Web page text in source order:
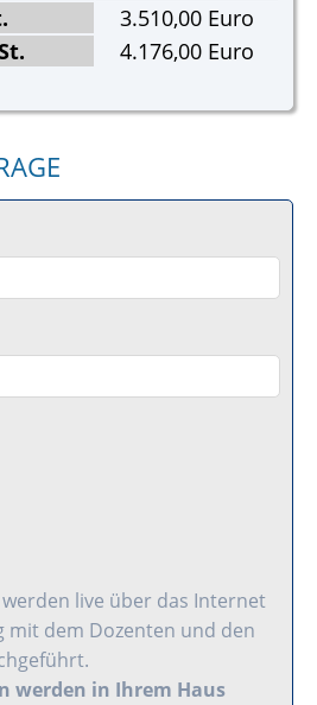
3.510,00 Euro
4.176,00 Euro
werden live über das Internet
mit dem Dozenten und den
werden in Ihrem Haus